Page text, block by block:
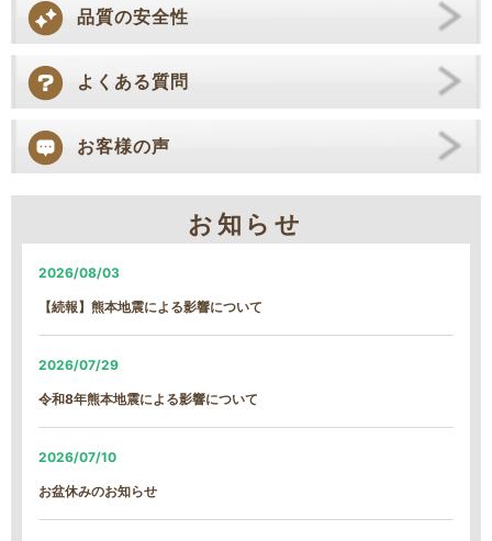
品質の安全性
よくある質問
お客様の声
お知らせ
2026/08/03
【続報】熊本地震による影響について
2026/07/29
令和8年熊本地震による影響について
2026/07/10
お盆休みのお知らせ